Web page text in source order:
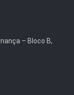
– Bloco B,